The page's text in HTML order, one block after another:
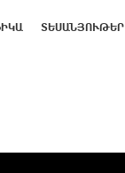
ՏԵՍԱՆՅՈՒԹԵՐ